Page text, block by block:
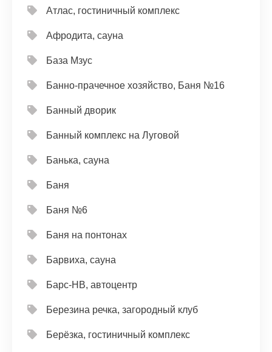
Атлас, гостиничный комплекс
Афродита, сауна
База Мзус
Банно-прачечное хозяйство, Баня №16
Банный дворик
Банный комплекс на Луговой
Банька, сауна
Баня
Баня №6
Баня на понтонах
Барвиха, сауна
Барс-НВ, автоцентр
Березина речка, загородный клуб
Берёзка, гостиничный комплекс